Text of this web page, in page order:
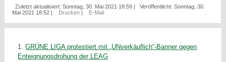
Zuletzt aktualisiert: Sonntag, 30. Mai 2021 18:59 |
Veröffentlicht: Sonntag, 30.
Mai 2021 18:52 | Drucken | E-Mail
GRÜNE LIGA protestiert mit „UNverkäuflich“-Banner gegen
Enteignungsdrohung der LEAG